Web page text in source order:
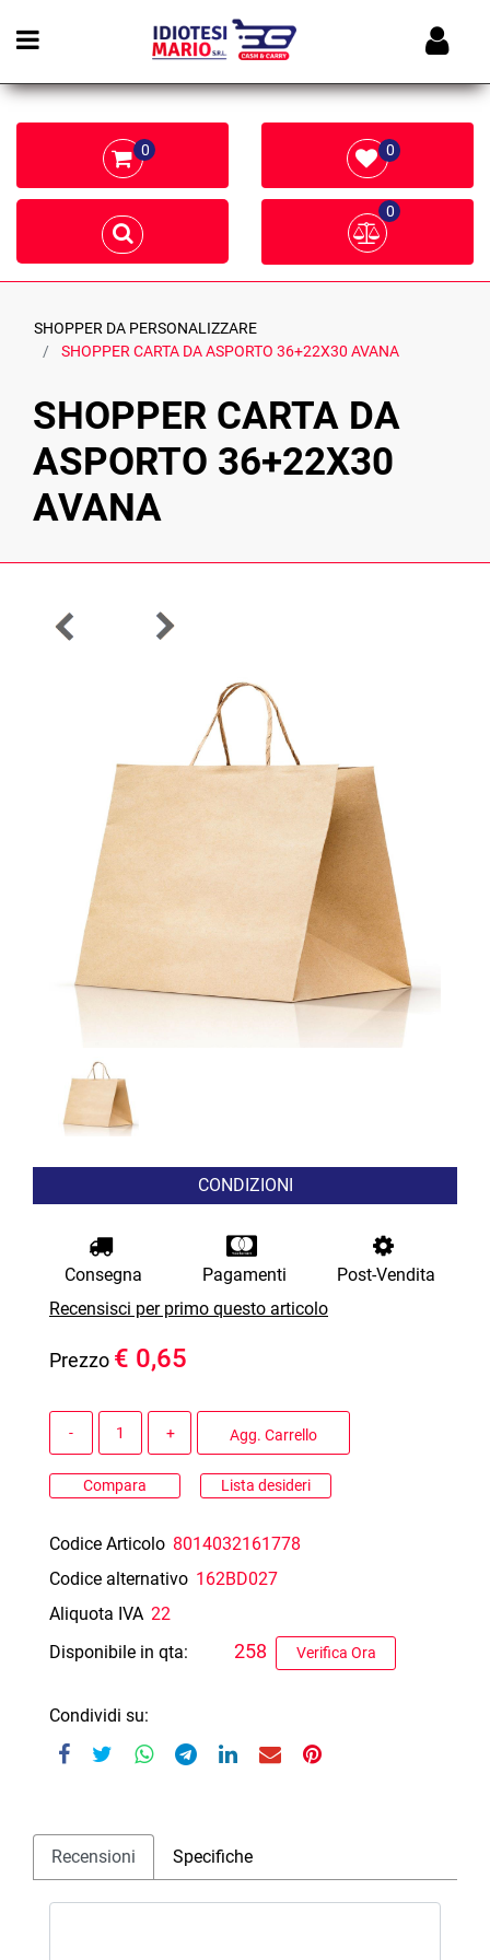
Open menu
0 0
0
SHOPPER DA PERSONALIZZARE
SHOPPER CARTA DA ASPORTO 36+22X30 AVANA
SHOPPER CARTA DA
ASPORTO 36+22X30
AVANA
CONDIZIONI
Consegna Pagamenti
Post-Vendita
Recensisci per primo questo articolo
Prezzo € 0,65
Agg. Carrello
Compara Lista desideri
Codice Articolo 8014032161778
Codice alternativo 162BD027
Aliquota IVA 22
Disponibile in qta:
Verifica Ora
258
Condividi su:
Recensioni Specifiche